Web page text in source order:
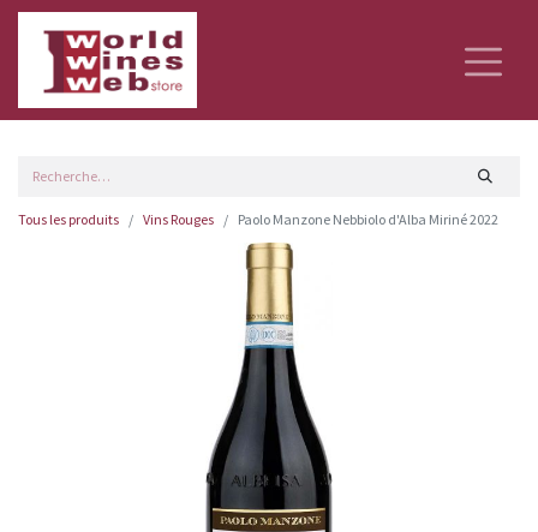
Tous les produits Vins Rouges Paolo Manzone Nebbiolo d'Alba Miriné 2022